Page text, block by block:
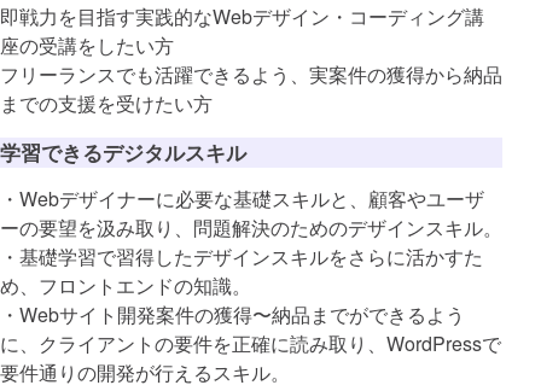
即戦力を目指す実践的なWebデザイン・コーディング講
座の受講をしたい方
フリーランスでも活躍できるよう、実案件の獲得から納品
までの支援を受けたい方
学習できるデジタルスキル
・Webデザイナーに必要な基礎スキルと、顧客やユーザ
ーの要望を汲み取り、問題解決のためのデザインスキル。
・基礎学習で習得したデザインスキルをさらに活かすた
め、フロントエンドの知識。
・Webサイト開発案件の獲得〜納品までができるよう
に、クライアントの要件を正確に読み取り、WordPressで
要件通りの開発が行えるスキル。